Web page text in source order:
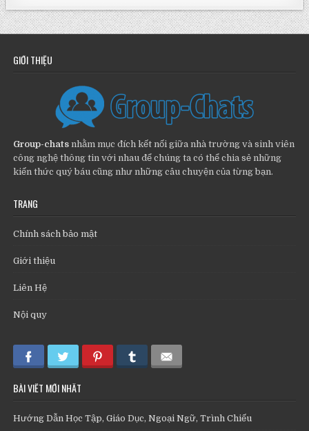
GIỚI THIỆU
Group-chats nhằm mục đích kết nối giữa nhà trường và sinh viên
công nghệ thông tin với nhau để chúng ta có thể chia sẻ những
kiến thức quý báu cũng như những câu chuyện của từng bạn.
TRANG
Chính sách bảo mật
Giới thiệu
Liên Hệ
Nội quy
BÀI VIẾT MỚI NHẤT
Hướng Dẫn Học Tập, Giáo Dục, Ngoại Ngữ, Trình Chiếu